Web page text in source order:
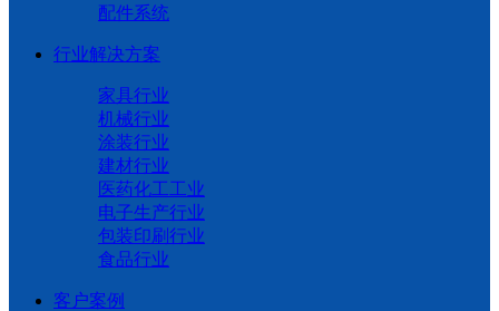
配件系统
行业解决方案
家具行业
机械行业
涂装行业
建材行业
医药化工工业
电子生产行业
包装印刷行业
食品行业
客户案例